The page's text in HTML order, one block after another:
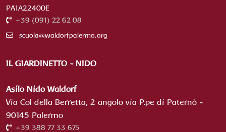
PA1A22400E
+39 (091) 22 62 08
scuola@waldorfpalermo.org
IL GIARDINETTO - NIDO
Asilo Nido Waldorf
Via Col della Berretta, 2 angolo via P.pe di Paternò -
90145 Palermo
+39 388 77 33 675